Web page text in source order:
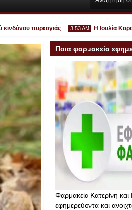
πυρκαγιάς 3:53 AM
30 Ιουλ
2026
Η Ιουλία
Ποια φαρμακεία
σήμερα
Φαρμακεία Κατερίνη και
εφημερεύοντα και